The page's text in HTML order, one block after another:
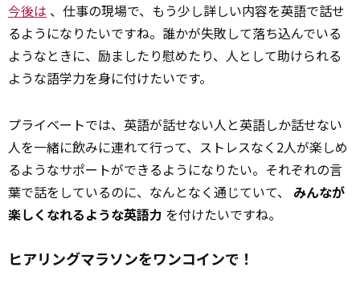
今後は 、仕事の現場で、もう少し詳しい内容を英語で話せ
るようになりたいですね。誰かが失敗して落ち込んでいる
ようなときに、励ましたり慰めたり、人として助けられる
ような語学力を身に付けたいです。
プライベートでは、英語が話せない人と英語しか話せない
人を一緒に飲みに連れて行って、ストレスなく2人が楽しめ
るようなサポートができるようになりたい。それぞれの言
葉で話をしているのに、なんとなく通じていて、 みんなが
楽しくなれるような英語力 を付けたいですね。
ヒアリングマラソンをワンコインで！